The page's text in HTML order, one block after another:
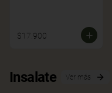
$17.900
Insalate Ver más